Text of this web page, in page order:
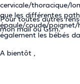
cervicale/thoracique/
que les différentes
épaule/coude/poignet/
également les bébés
Pour toutes autres
mon mail ou Gsm.
A bientôt ,